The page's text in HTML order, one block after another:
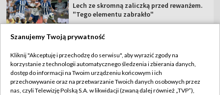
Lech ze skromną zaliczką przed rewanżem.
"Tego elementu zabrakło"
TVP
Abonament TVP
Regulamin TVP
Szanujemy Twoją prywatność
Kliknij "Akceptuję i przechodzę do serwisu", aby wyrazić zgody na
korzystanie z technologii automatycznego śledzenia i zbierania danych,
dostęp do informacji na Twoim urządzeniu końcowym i ich
przechowywanie oraz na przetwarzanie Twoich danych osobowych przez
nas, czyli Telewizję Polską S.A. w likwidacji (zwaną dalej również „TVP”),